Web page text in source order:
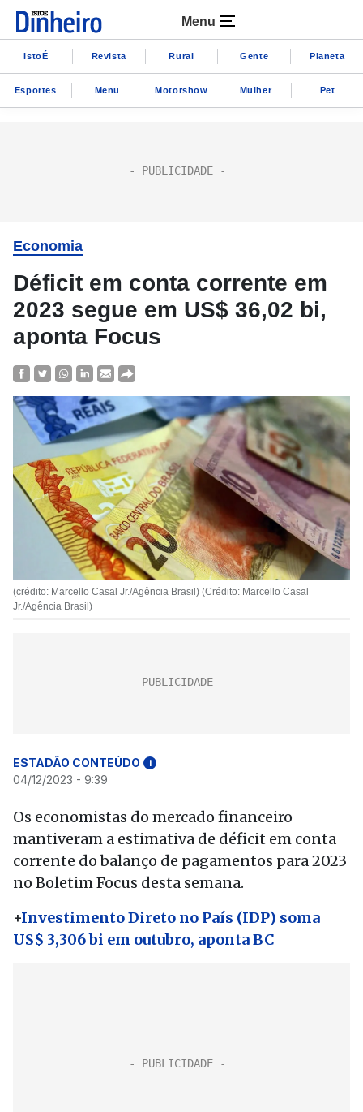
Menu
IstoÉ Revista Rural Gente Planeta
Esportes Menu Motorshow Mulher Pet
Economia
Déficit em conta corrente em
2023 segue em US$ 36,02 bi,
aponta Focus
(crédito: Marcello Casal Jr./Agência Brasil) (Crédito: Marcello Casal
Jr./Agência Brasil)
ESTADÃO CONTEÚDO i
04/12/2023 - 9:39
Os economistas do mercado financeiro
mantiveram a estimativa de déficit em conta
corrente do balanço de pagamentos para 2023
no Boletim Focus desta semana.
+Investimento Direto no País (IDP) soma
US$ 3,306 bi em outubro, aponta BC